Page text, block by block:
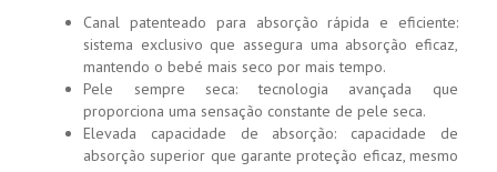
Canal patenteado para absorção rápida e eficiente:
sistema exclusivo que assegura uma absorção eficaz,
mantendo o bebé mais seco por mais tempo.
Pele sempre seca: tecnologia avançada que
proporciona uma sensação constante de pele seca.
Elevada capacidade de absorção: capacidade de
absorção superior que garante proteção eficaz, mesmo